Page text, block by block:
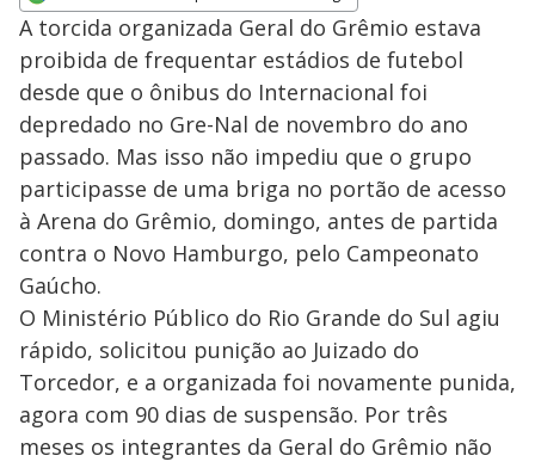
Opens in new window
A torcida organizada Geral do Grêmio estava
proibida de frequentar estádios de futebol
desde que o ônibus do Internacional foi
depredado no Gre-Nal de novembro do ano
passado. Mas isso não impediu que o grupo
participasse de uma briga no portão de acesso
à Arena do Grêmio, domingo, antes de partida
contra o Novo Hamburgo, pelo Campeonato
Gaúcho.
O Ministério Público do Rio Grande do Sul agiu
rápido, solicitou punição ao Juizado do
Torcedor, e a organizada foi novamente punida,
agora com 90 dias de suspensão. Por três
meses os integrantes da Geral do Grêmio não